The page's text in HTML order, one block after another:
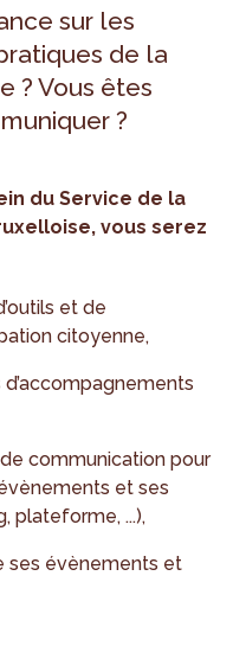
sur les
de la
? Vous êtes
?
du Service de la
vous serez
et de
citoyenne,
communication pour
et ses
plateforme, ...),
ses évènements et